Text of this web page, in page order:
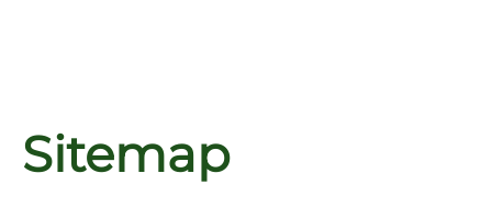
Sitemap